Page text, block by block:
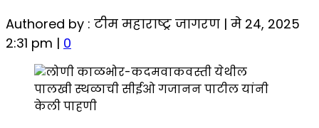
Authored by : टीम महाराष्ट्र जागरण | मे 24, 2025
2:31 pm | 0